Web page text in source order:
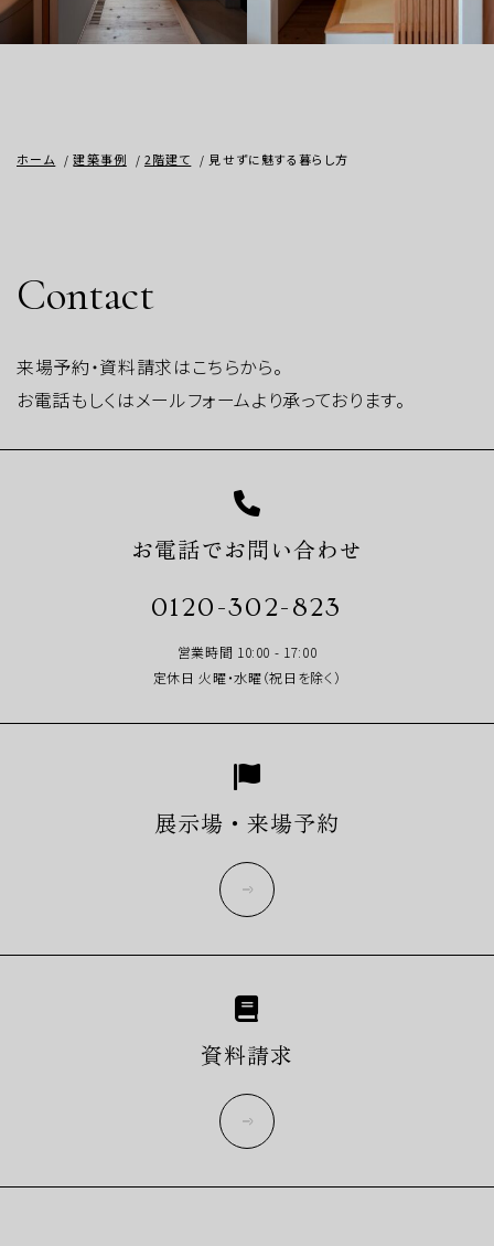
ホーム 建築事例 2階建て 見せずに魅する暮らし方
Contact
来場予約・資料請求はこちらから。
お電話もしくはメールフォームより承っております。
お電話でお問い合わせ
0120-302-823
営業時間 10:00 - 17:00
定休日 火曜・水曜（祝日を除く）
展示場・来場予約
資料請求